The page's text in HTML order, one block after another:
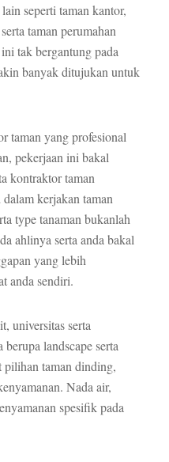
seperti taman kantor,
taman perumahan
tak bergantung pada
banyak ditujukan untuk
taman yang profesional
pekerjaan ini bakal
kontraktor taman
kerjakan taman
type tanaman bukanlah
ahlinya serta anda bakal
yang lebih
anda sendiri.
universitas serta
landscape serta
taman dinding,
Nada air,
spesifik pada